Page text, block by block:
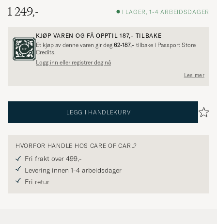
1 249,-
I LAGER, 1-4 ARBEIDSDAGER
KJØP VAREN OG FÅ OPPTIL187,- TILBAKE
Et kjøp av denne varen gir deg 62-187,- tilbake i Passport Store
Credits.
Logg inn eller registrer deg nå
Les mer
LEGG I HANDLEKURV
HVORFOR HANDLE HOS CARE OF CARL?
Fri frakt over 499,-
Levering innen 1-4 arbeidsdager
Fri retur